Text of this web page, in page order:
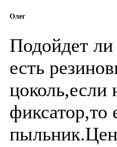
Олег
Подойдет
есть
цоколь,если
фиксатор,то